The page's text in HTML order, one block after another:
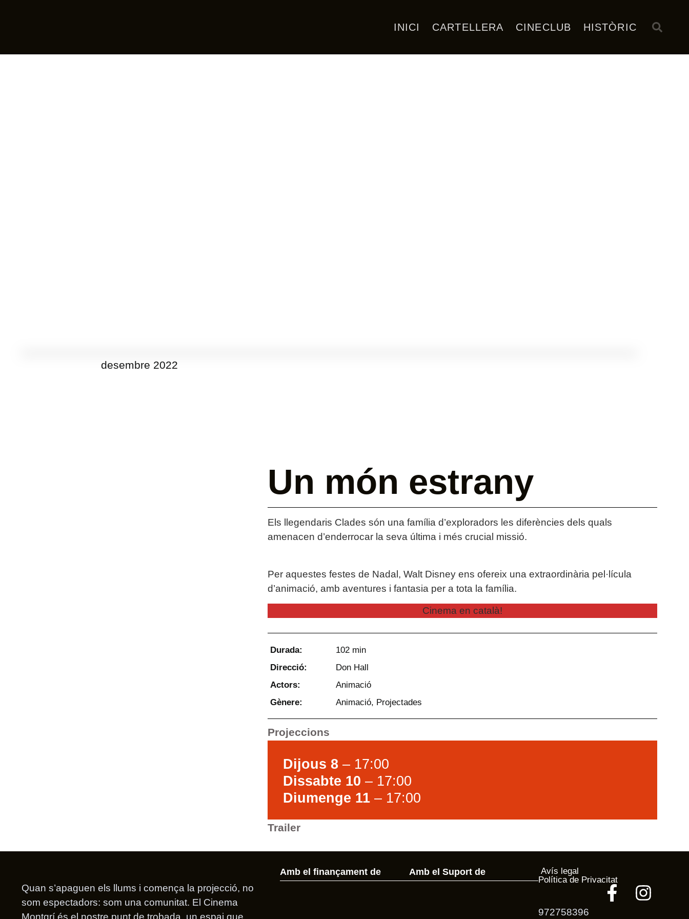
INICI CARTELLERA CINECLUB HISTÒRIC
desembre 2022
Un món estrany
Els llegendaris Clades són una família d’exploradors les diferències dels quals
amenacen d’enderrocar la seva última i més crucial missió.
Per aquestes festes de Nadal, Walt Disney ens ofereix una extraordinària pel·lícula
d’animació, amb aventures i fantasia per a tota la família.
Cinema en català!
Durada:
102 min
Direcció:
Don Hall
Actors:
Animació
Gènere:
Animació, Projectades
Projeccions
Dijous 8 – 17:00
Dissabte 10 – 17:00
Diumenge 11 – 17:00
Trailer
Quan s’apaguen els llums i comença la projecció, no
som espectadors: som una comunitat. El Cinema
Montgrí és el nostre punt de trobada, un espai que
Amb el finançament de Amb el Suport de
Avís legal
Política de Privacitat
972758396